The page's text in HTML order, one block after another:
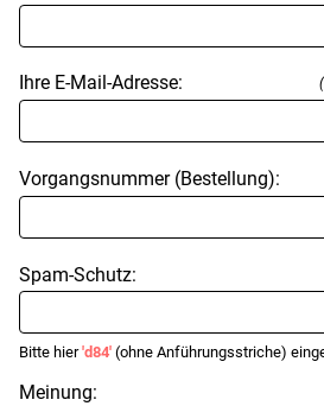
Ihre E-Mail-Adresse:
Vorgangsnummer (Bestellung):
Spam-Schutz:
Bitte hier'd84' (ohne Anführungsstriche)
Meinung: